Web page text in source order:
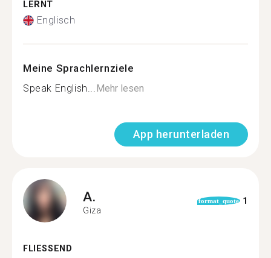
LERNT
Englisch
Meine Sprachlernziele
Speak English...Mehr lesen
App herunterladen
A.
Giza
format_quote 1
FLIESSEND